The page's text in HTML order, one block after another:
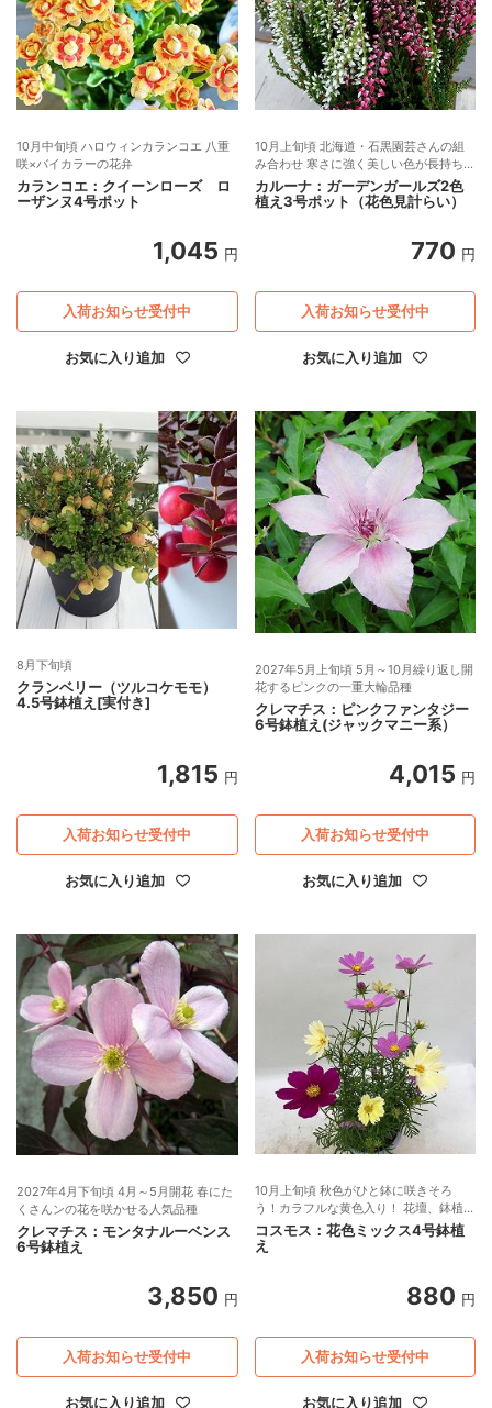
10月中旬頃 ハロウィンカランコエ 八重
咲×バイカラーの花弁
カランコエ：クイーンローズ ロ
ーザンヌ4号ポット
1,045 円
お気に入り追加
入荷お知らせ受付中
10月上旬頃 北海道・石黒園芸さんの組
み合わせ 寒さに強く美しい色が長持ちす
る！
カルーナ：ガーデンガールズ2色
植え3号ポット（花色見計らい）
770 円
お気に入り追加
入荷お知らせ受付中
8月下旬頃
クランベリー（ツルコケモモ）
4.5号鉢植え[実付き]
1,815 円
お気に入り追加
入荷お知らせ受付中
2027年5月上旬頃 5月～10月繰り返し開
花するピンクの一重大輪品種
クレマチス：ピンクファンタジー
6号鉢植え(ジャックマニー系）
4,015 円
お気に入り追加
入荷お知らせ受付中
2027年4月下旬頃 4月～5月開花 春にた
くさんンの花を咲かせる人気品種
クレマチス：モンタナルーベンス
6号鉢植え
3,850 円
お気に入り追加
入荷お知らせ受付中
10月上旬頃 秋色がひと鉢に咲きそろ
う！カラフルな黄色入り！ 花壇、鉢植
え、プランターに
コスモス：花色ミックス4号鉢植
え
880 円
お気に入り追加
入荷お知らせ受付中